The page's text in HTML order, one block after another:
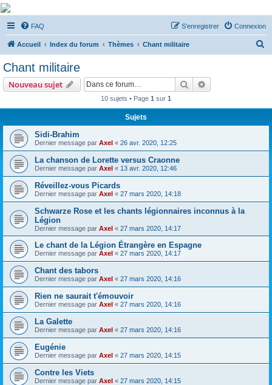
De Musicae Militari -
Forums
Forums de discussions
FAQ Connexion
S’enregistrer
Accueil Index du forum Thèmes Chant militaire
r
Chant militaire
Nouveau sujet Rechercher
10 sujets • Page 1 sur 1
Sujets
Sidi-Brahim
Dernier message par Axel « 26 avr. 2020, 12:25
La chanson de Lorette versus Craonne
Dernier message par Axel « 13 avr. 2020, 12:46
Réveillez-vous Picards
Dernier message par Axel « 27 mars 2020, 14:18
Schwarze Rose et les chants légionnaires inconnus à la
Légion
Dernier message par Axel « 27 mars 2020, 14:17
Le chant de la Légion Étrangère en Espagne
Dernier message par Axel « 27 mars 2020, 14:17
Chant des tabors
Dernier message par Axel « 27 mars 2020, 14:16
Rien ne saurait t'émouvoir
Dernier message par Axel « 27 mars 2020, 14:16
La Galette
Dernier message par Axel « 27 mars 2020, 14:16
Eugénie
Dernier message par Axel « 27 mars 2020, 14:15
Contre les Viets
Dernier message par Axel « 27 mars 2020, 14:15